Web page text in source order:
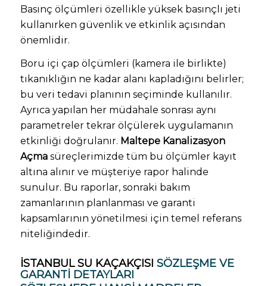
Basınç ölçümleri özellikle yüksek basınçlı jeti
kullanırken güvenlik ve etkinlik açısından
önemlidir.
Boru içi çap ölçümleri (kamera ile birlikte)
tıkanıklığın ne kadar alanı kapladığını belirler;
bu veri tedavi planının seçiminde kullanılır.
Ayrıca yapılan her müdahale sonrası aynı
parametreler tekrar ölçülerek uygulamanın
etkinliği doğrulanır. Maltepe Kanalizasyon
Açmasüreçlerimizde tüm bu ölçümler kayıt
altına alınır ve müşteriye rapor halinde
sunulur. Bu raporlar, sonraki bakım
zamanlarının planlanması ve garanti
kapsamlarının yönetilmesi için temel referans
niteliğindedir.
İSTANBUL SU KAÇAKÇISI SÖZLEŞME VE
GARANTI DETAYLARI